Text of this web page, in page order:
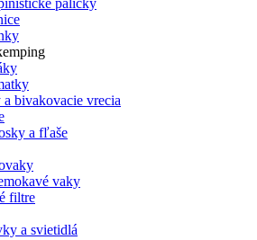
paličky
a bivakovacie vrecia
a fľaše
vaky
filtre
a svietidlá